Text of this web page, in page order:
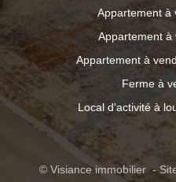
Appartement à
Appartement à
Appartement à
Ferme à
Local d'activité à
© Visiance immobilier -